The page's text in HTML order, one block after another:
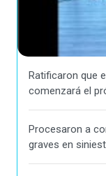
Ratificaron que
comenzará el
Procesaron a
graves en